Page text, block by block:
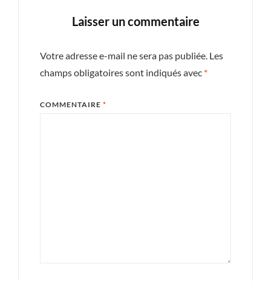
Laisser un commentaire
Votre adresse e-mail ne sera pas publiée. Les
champs obligatoires sont indiqués avec *
COMMENTAIRE *